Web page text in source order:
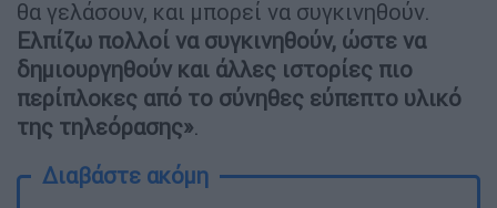
θα γελάσουν, και μπορεί να συγκινηθούν.
Ελπίζω πολλοί να συγκινηθούν, ώστε να
δημιουργηθούν και άλλες ιστορίες πιο
περίπλοκες από το σύνηθες εύπεπτο υλικό
της τηλεόρασης».
Διαβάστε ακόμη